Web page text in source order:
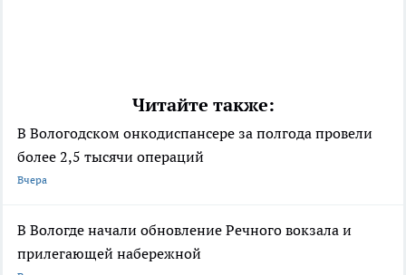
Читайте также:
В Вологодском онкодиспансере за полгода провели
более 2,5 тысячи операций
Вчера
В Вологде начали обновление Речного вокзала и
прилегающей набережной